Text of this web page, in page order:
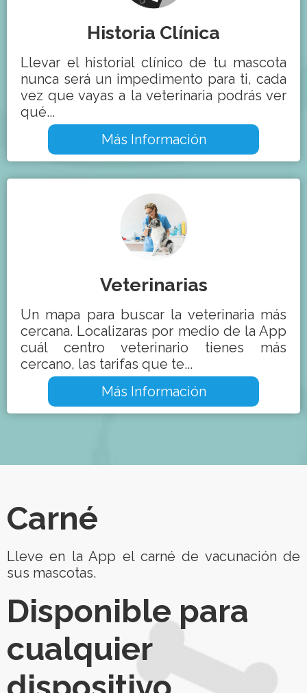
Historia Clínica
Llevar el historial clínico de tu mascota
nunca será un impedimento para ti, cada
vez que vayas a la veterinaria podrás ver
qué...
Más Información
Veterinarias
Un mapa para buscar la veterinaria más
cercana. Localizaras por medio de la App
cuál centro veterinario tienes más
cercano, las tarifas que te...
Más Información
Carné
Lleve en la App el carné de vacunación de
sus mascotas.
Disponible para
cualquier